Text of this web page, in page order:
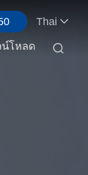
Thai
น์โหลด 